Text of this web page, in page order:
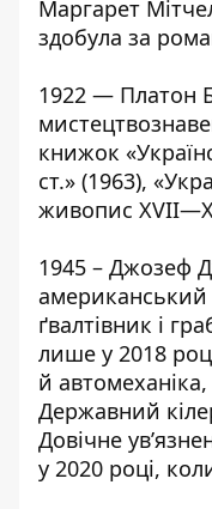
Маргарет
здобула за
1922 — Платон
книжок
ст.» (1963),
живопис
​​1945 – Джозеф
американський
ґвалтівник і
лише у 2018
й
Державний
Довічне
у 2020 році,